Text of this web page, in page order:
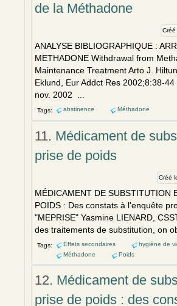
de la Méthadone
ANALYSE BIBLIOGRAPHIQUE :
METHADONE Withdrawal from
Maintenance Treatment Arto J. Hiltun
Eklund, Eur Addct Res 2002;8:38-44
nov. 2002 ...
Tags: abstinence Méthadone
11. Médicament de
prise de poids
Créé
MÉDICAMENT DE SUBSTITUTION
POIDS : Des constats à l'enquête
"MEPRISE" Yasmine LIENARD,
des traitements de substitution, on
Tags: Effets secondaires
hygiène de
Méthadone
Poids
12. Médicament de
prise de poids : des